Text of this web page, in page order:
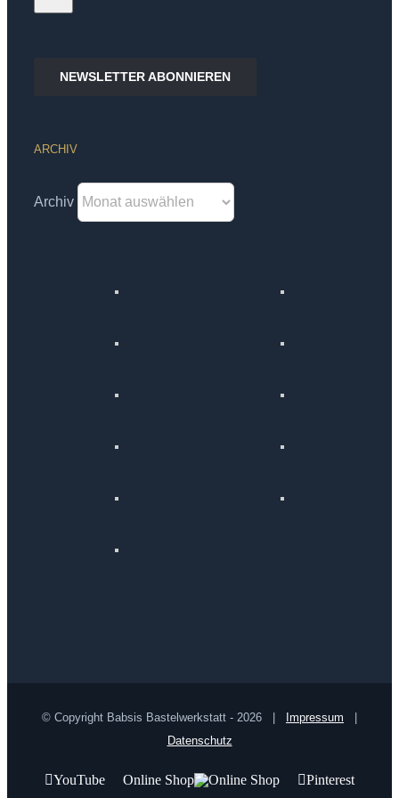
NEWSLETTER ABONNIEREN
ARCHIV
Archiv
© Copyright Babsis Bastelwerkstatt - 2026 | Impressum
Datenschutz
YouTube Online Shop Pinterest